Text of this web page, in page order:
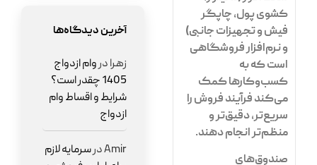
کشوی پول، چاپگر
فیش و تجهیزات جانبی)
و نرم‌افزار فروشگاهی
است که به
کسب‌وکارها کمک
می‌کند فرآیند فروش را
سریع‌تر، دقیق‌تر و
منظم‌تر انجام دهند.
صندوق‌های
آخرین دیدگاه‌ها
زهرادروام ازدواج
1405 چقدر است؟
شرایط و اقساط وام
ازدواج
Amirدرسرمایه لازم